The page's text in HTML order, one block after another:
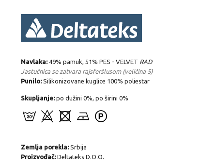
Navlaka:49% pamuk, 51% PES - VELVET RAD
Jastučnica se zatvara rajsferšlusom (veličina 5)
Punilo:Silikonizovane kuglice 100% poliestar
Skupljanje:po dužini 0%, po širini 0%
Zemlja porekla:Srbija
Proizvođač:Deltateks D.O.O.